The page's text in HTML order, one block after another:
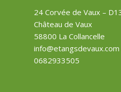
24 Corvée de Vaux –
Château de Vaux
58800 La Collancelle
info@etangsdevaux.com
0682933505